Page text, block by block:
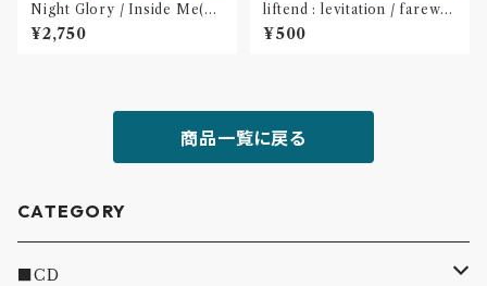
Night Glory / Inside Me(C
D)〝名古屋〟
¥2,750
liftend : levitation / farewel
l (CD-R)〝新潟〟
¥500
商品一覧に戻る
CATEGORY
■CD